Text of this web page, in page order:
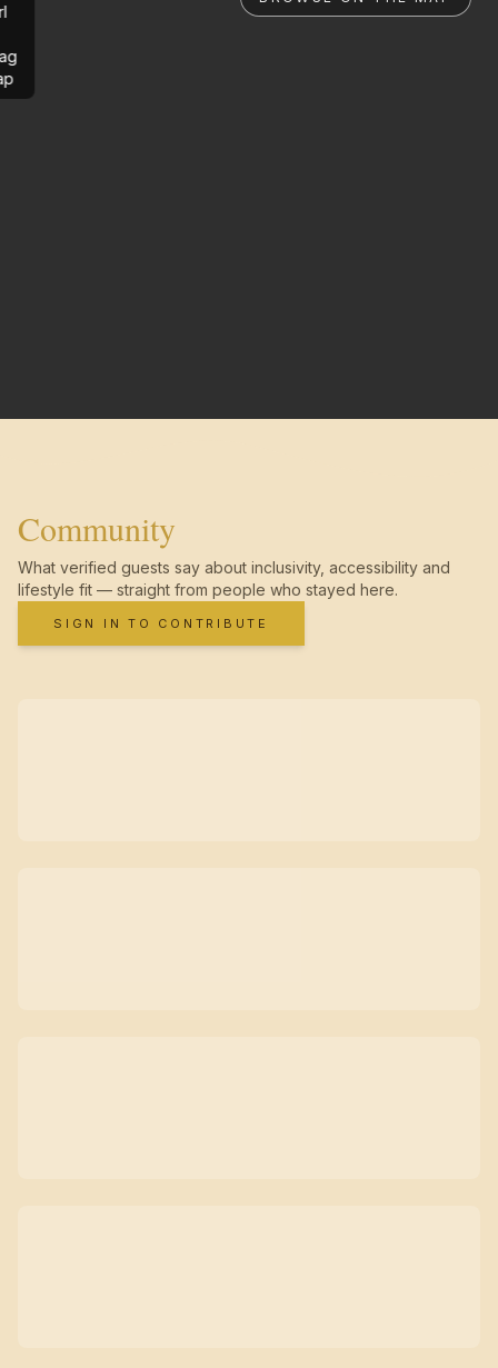
Community
What verified guests say about inclusivity, accessibility and
lifestyle fit — straight from people who stayed here.
SIGN IN TO CONTRIBUTE